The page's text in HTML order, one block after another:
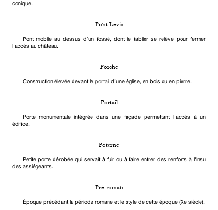
conique.
Pont-Levis
Pont mobile au dessus d'un fossé, dont le tablier se relève pour fermer
l'accès au château.
Porche
Construction élevée devant le portail d’une église, en bois ou en pierre.
Portail
Porte monumentale intégrée dans une façade permettant l'accès à un
édifice.
Poterne
Petite porte dérobée qui servait à fuir ou à faire entrer des renforts à l'insu
des assiégeants.
Pré-roman
Époque précédant la période romane et le style de cette époque (Xe siècle).